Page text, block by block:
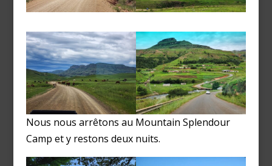
Nous nous arrêtons au Mountain Splendour
Camp et y restons deux nuits.